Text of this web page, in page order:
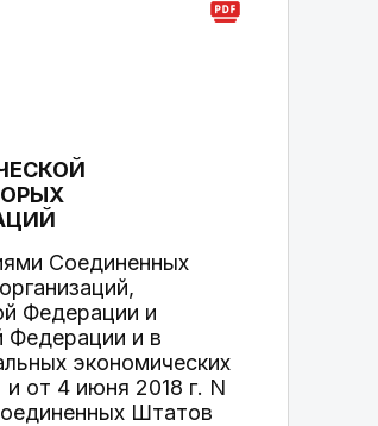
Соединенных
Федерации и
Федерации и в
экономических
от 4 июня 2018 г. N
Штатов